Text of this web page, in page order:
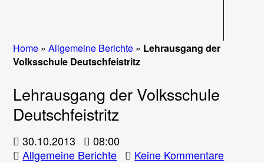
Home »Allgemeine Berichte » Lehrausgang der
Volksschule Deutschfeistritz
Lehrausgang der Volksschule
Deutschfeistritz
30.10.2013
08:00
Allgemeine Berichte
Keine Kommentarezu